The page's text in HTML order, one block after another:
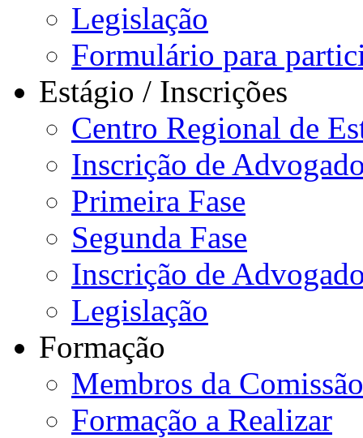
Legislação
Formulário para
Estágio / Inscrições
Centro Regional de
Inscrição de
Primeira Fase
Segunda Fase
Inscrição de
Legislação
Formação
Membros da
Formação a Realizar